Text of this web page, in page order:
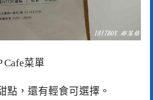
Cafe菜單
點，還有輕食可選擇。